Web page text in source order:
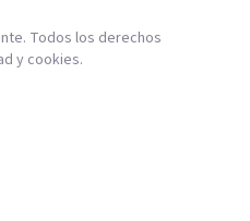
Todos los derechos
y cookies.